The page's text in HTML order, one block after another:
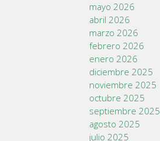
mayo 2026
abril 2026
marzo 2026
febrero 2026
enero 2026
diciembre 2025
noviembre 2025
octubre 2025
septiembre 2025
agosto 2025
julio 2025